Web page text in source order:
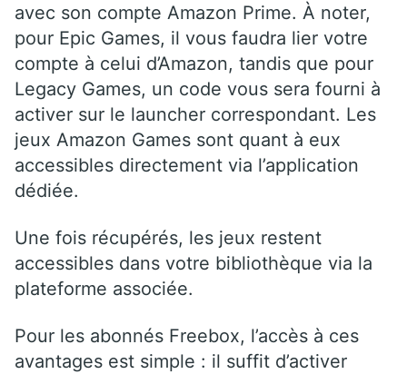
avec son compte Amazon Prime. À noter,
pour Epic Games, il vous faudra lier votre
compte à celui d’Amazon, tandis que pour
Legacy Games, un code vous sera fourni à
activer sur le launcher correspondant. Les
jeux Amazon Games sont quant à eux
accessibles directement via l’application
dédiée.
Une fois récupérés, les jeux restent
accessibles dans votre bibliothèque via la
plateforme associée.
Pour les abonnés Freebox, l’accès à ces
avantages est simple : il suffit d’activer